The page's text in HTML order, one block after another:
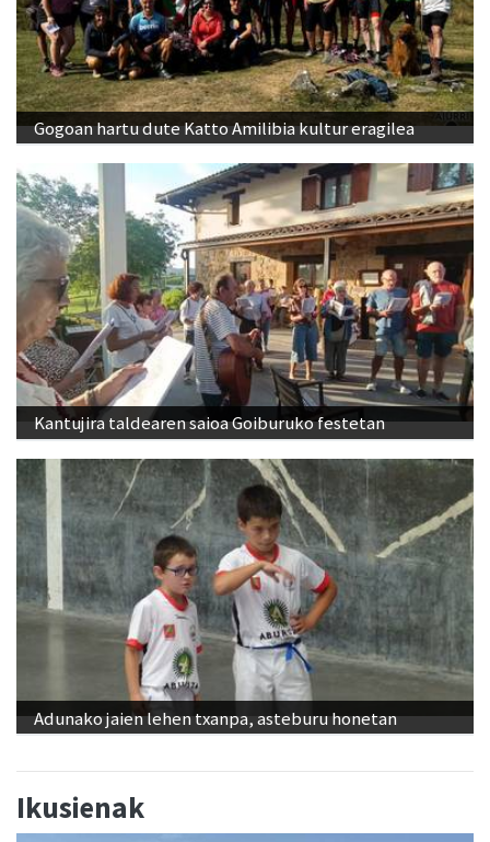
Gogoan hartu dute Katto Amilibia kultur eragilea
Kantujira taldearen saioa Goiburuko festetan
Adunako jaien lehen txanpa, asteburu honetan
Ikusienak